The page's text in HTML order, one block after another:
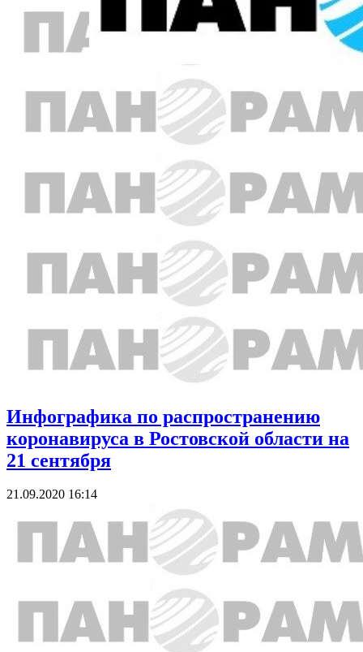
Инфографика по распространению
коронавируса в Ростовской области на
21 сентября
21.09.2020 16:14